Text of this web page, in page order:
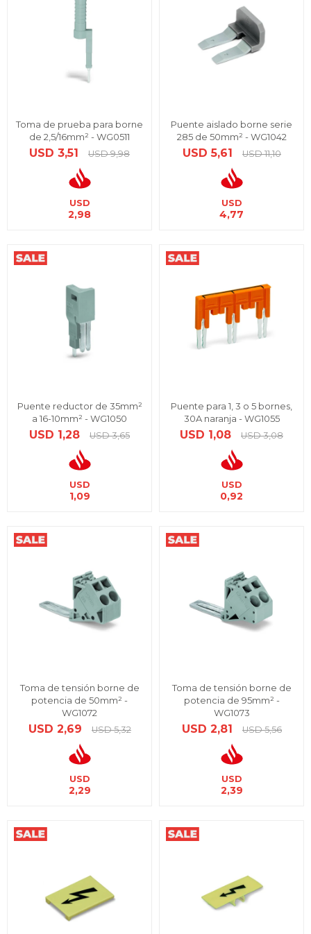
Toma de prueba para borne
de 2,5/16mm² - WG0511
USD 3,51 USD 9,98
USD
2,98
Puente aislado borne serie
285 de 50mm² - WG1042
USD 5,61 USD 11,10
USD
4,77
Puente reductor de 35mm²
a 16-10mm² - WG1050
USD 1,28 USD 3,65
USD
1,09
Puente para 1, 3 o 5 bornes,
30A naranja - WG1055
USD 1,08 USD 3,08
USD
0,92
Toma de tensión borne de
potencia de 50mm² -
WG1072
USD 2,69 USD 5,32
USD
2,29
Toma de tensión borne de
potencia de 95mm² -
WG1073
USD 2,81 USD 5,56
USD
2,39